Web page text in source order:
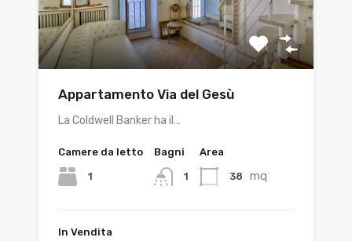
Appartamento Via del Gesù
La Coldwell Banker ha il…
Camere da letto
1
Bagni
1
Area
38 mq
In Vendita